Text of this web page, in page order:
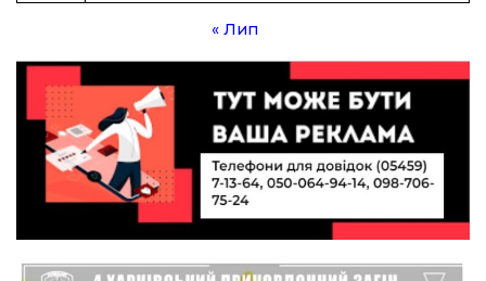
Нова кав’ярня в Сумах: як родина військового
кошти (ВІДЕО)
14:37
21 лип
Захищав кордон до останнього подиху:
пам’яті полеглого прикордонника Олександра
Кичаня (ВІДЕО)
11:28
Від штанги до «крил»: як спорт і характер
колишнього паверліфтера гартують перемогу
на Донеччині
« Лип